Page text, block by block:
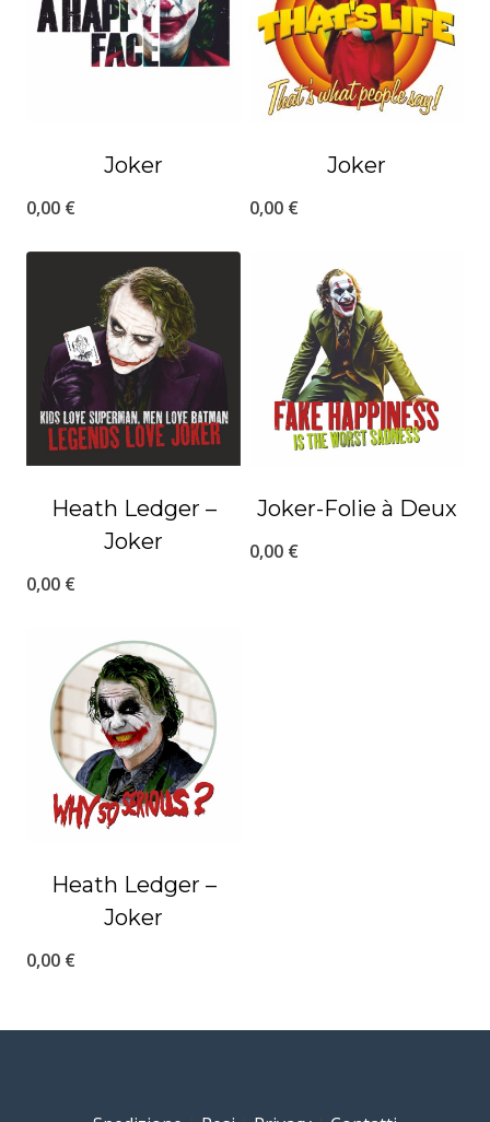
Joker
0,00 €
Joker
0,00 €
Heath Ledger –
Joker
0,00 €
Joker-Folie à Deux
0,00 €
Heath Ledger –
Joker
0,00 €